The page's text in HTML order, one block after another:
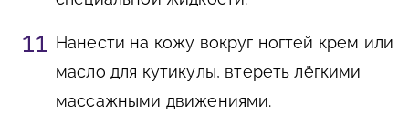
Нанести на кожу вокруг ногтей крем или
масло для кутикулы, втереть лёгкими
массажными движениями.